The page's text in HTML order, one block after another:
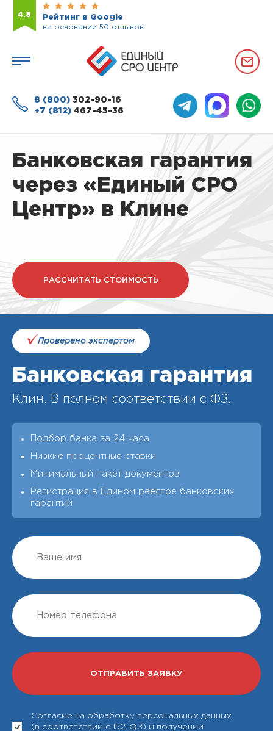
4.8
Рейтинг в Google
на основании 50 отзывов
8 (800) 302-90-16
+7 (812) 467-45-36
Банковская гарантия
через «Единый СРО
Центр» в Клине
РАССЧИТАТЬ СТОИМОСТЬ
Проверено экспертом
Банковская гарантия
Клин. В полном соответствии с ФЗ.
Подбор банка за 24 часа
Низкие процентные ставки
Минимальный пакет документов
Регистрация в Едином реестре банковских
гарантий
Согласие на обработку персональных данных
(в соответствии с 152-ФЗ) и получении